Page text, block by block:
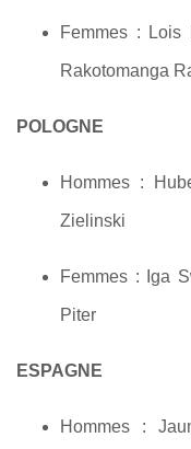
Femmes : Lois
Rakotomanga
POLOGNE
Hommes :
Zielinski
Femmes : Iga
Piter
ESPAGNE
Hommes :